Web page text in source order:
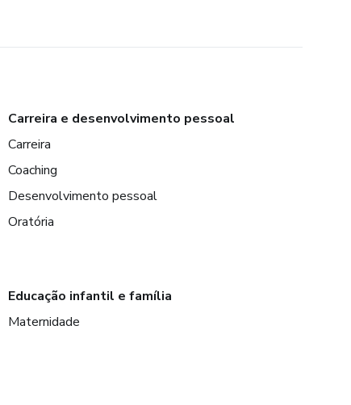
Carreira e desenvolvimento pessoal
Carreira
Coaching
Desenvolvimento pessoal
Oratória
Educação infantil e família
Maternidade